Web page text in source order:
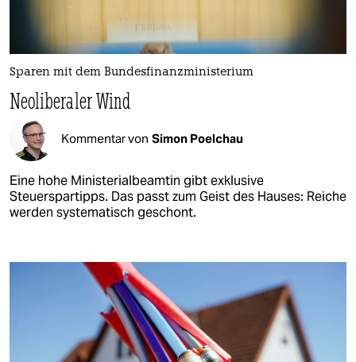
Sparen mit dem Bundesfinanzministerium
Neoliberaler Wind
Kommentar von Simon Poelchau
Eine hohe Ministerialbeamtin gibt exklusive
Steuerspartipps. Das passt zum Geist des Hauses: Reiche
werden systematisch geschont.